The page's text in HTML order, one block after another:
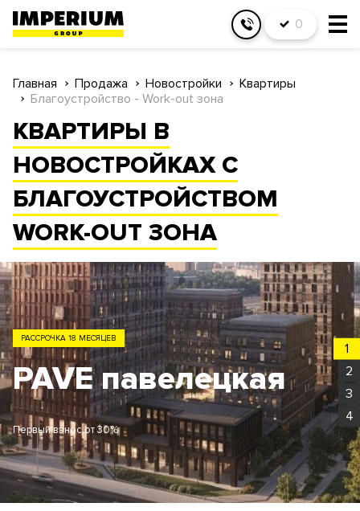
0
Главная Продажа Новостройки
Квартиры
Благоустройство - Work-out зона
КВАРТИРЫ В
НОВОСТРОЙКАХ С
БЛАГОУСТРОЙСТВОМ
WORK-OUT ЗОНА
1
2
3
4
ЗАО
Родина Парк
Первый взнос от 30%